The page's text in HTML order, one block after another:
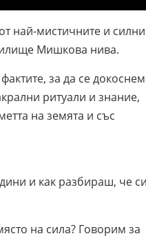
най-мистичните и силни
Мишкова нива.
за да се
ритуали и знание,
на земята и със
и как разбираш, че си
на сила? Говорим за